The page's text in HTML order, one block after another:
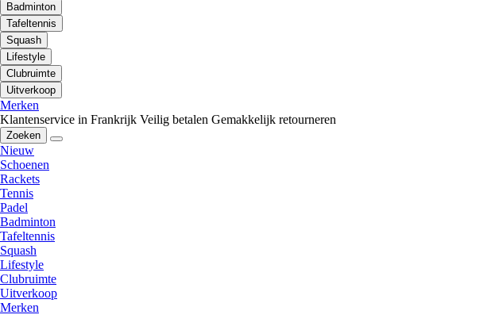
Badminton
Tafeltennis
Squash
Lifestyle
Clubruimte
Uitverkoop
Merken
Klantenservice in Frankrijk Veilig betalen Gemakkelijk retourneren
Zoeken
Nieuw
Schoenen
Rackets
Tennis
Padel
Badminton
Tafeltennis
Squash
Lifestyle
Clubruimte
Uitverkoop
Merken